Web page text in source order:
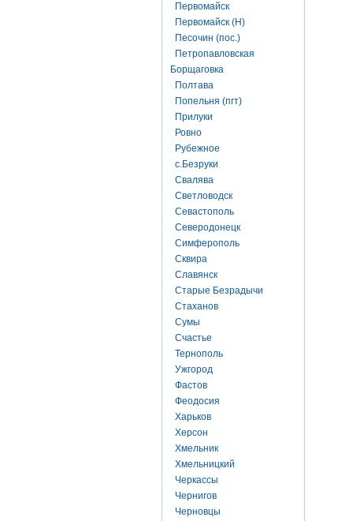
Первомайск
Первомайск (Н)
Песочин (пос.)
Петропавловская
Борщаговка
Полтава
Попельня (пгт)
Прилуки
Ровно
Рубежное
с.Безруки
Свалява
Светловодск
Севастополь
Северодонецк
Симферополь
Сквира
Славянск
Старые Безрадычи
Стаханов
Сумы
Счастье
Тернополь
Ужгород
Фастов
Феодосия
Харьков
Херсон
Хмельник
Хмельницкий
Черкассы
Чернигов
Черновцы